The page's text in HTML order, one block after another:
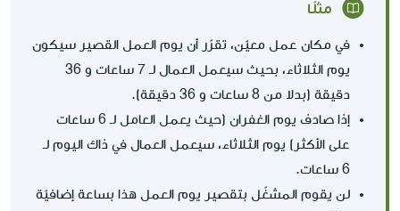
مثلًا
في مكان عمل معيّن، تقرّر أن يوم العمل القصير سيكون
يوم الثلاثاء، بحيث سيعمل العمال لـ 7 ساعات و 36
دقيقة (بدلا من 8 ساعات و 36 دقيقة).
إذا صادف يوم الغفران (حيث يعمل العامل لـ 6 ساعات
على الأكثر) يوم الثلاثاء، سيعمل العمال في ذاك اليوم لـ
6 ساعات.
لن يقوم المشغّل بتقصير يوم العمل هذا بساعة إضافيّة